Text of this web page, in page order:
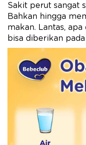
Sakit perut sangat
Bahkan hingga
makan. Lantas,
bisa diberikan pada